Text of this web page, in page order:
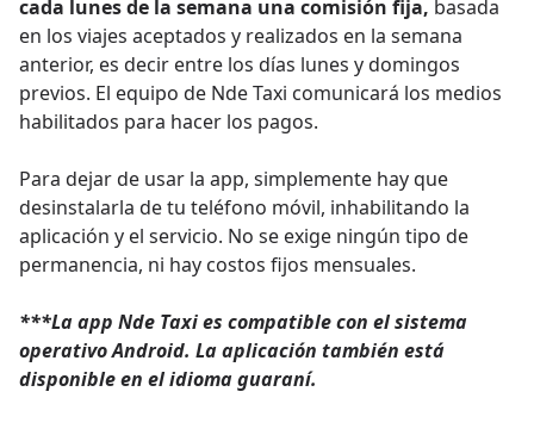
cada lunes de la semana una comisión fija, basada
en los viajes aceptados y realizados en la semana
anterior, es decir entre los días lunes y domingos
previos. El equipo de Nde Taxi comunicará los medios
habilitados para hacer los pagos.
Para dejar de usar la app, simplemente hay que
desinstalarla de tu teléfono móvil, inhabilitando la
aplicación y el servicio. No se exige ningún tipo de
permanencia, ni hay costos fijos mensuales.
***La app Nde Taxi es compatible con el sistema
operativo Android. La aplicación también está
disponible en el idioma guaraní.